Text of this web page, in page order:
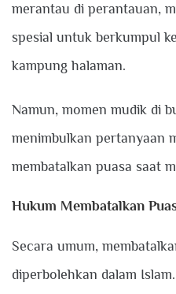
merantau di perantauan,
spesial untuk berkumpul
kampung halaman.
Namun, momen mudik di
menimbulkan pertanyaan
membatalkan puasa saat
Hukum Membatalkan
Secara umum,
diperbolehkan dalam